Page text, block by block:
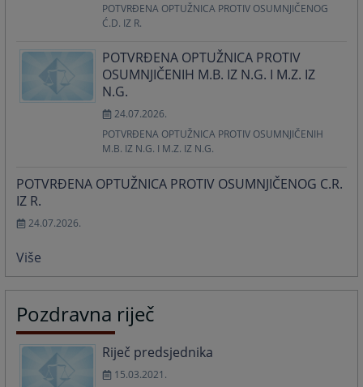
POTVRĐENA OPTUŽNICA PROTIV OSUMNJIČENOG
Ć.D. IZ R.
POTVRĐENA OPTUŽNICA PROTIV
OSUMNJIČENIH M.B. IZ N.G. I M.Z. IZ
N.G.
24.07.2026.
POTVRĐENA OPTUŽNICA PROTIV OSUMNJIČENIH
M.B. IZ N.G. I M.Z. IZ N.G.
POTVRĐENA OPTUŽNICA PROTIV OSUMNJIČENOG C.R.
IZ R.
24.07.2026.
Više
Pozdravna riječ
Riječ predsjednika
15.03.2021.